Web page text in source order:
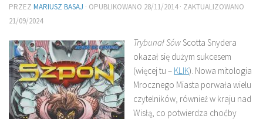
PRZEZ MARIUSZ BASAJ · OPUBLIKOWANO 28/11/2014· ZAKTUALIZOWANO
21/09/2024
Trybunał SówScotta Snydera
okazał się dużym sukcesem
(więcej tu – KLIK). Nowa mitologia
Mrocznego Miasta porwała wielu
czytelników, również w kraju nad
Wisłą, co potwierdza choćby